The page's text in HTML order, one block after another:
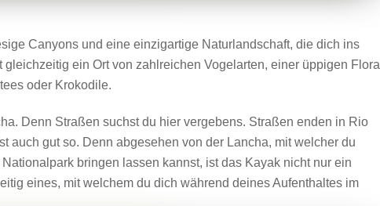
Canyons und eine einzigartige Naturlandschaft, die dich ins
ein Ort von zahlreichen Vogelarten, einer üppigen Flora
oder Krokodile.
Denn Straßen suchst du hier vergebens. Straßen enden in Rio
auch gut so. Denn abgesehen von der Lancha, mit welcher du
bringen lassen kannst, ist das Kayak nicht nur ein
eines, mit welchem du dich während deines Aufenthaltes im